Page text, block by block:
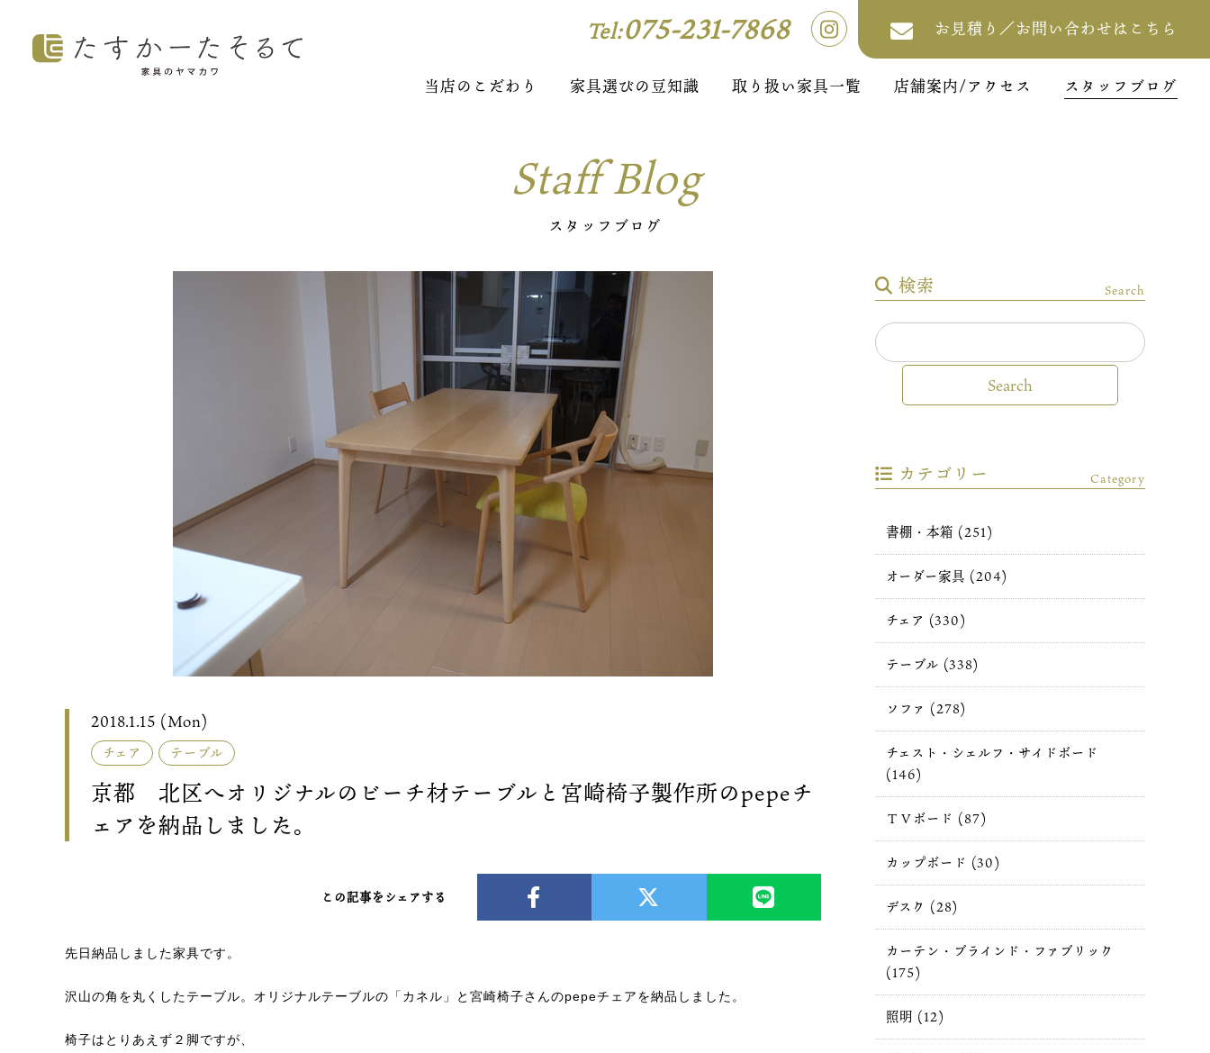
Tel:075-231-7868 お見積り／お問い合わせはこちら
当店のこだわり 家具選びの豆知識 取り扱い家具一覧 店舗案内/アクセス スタッフブログ
Staff Blog
スタッフブログ
2018.1.15 (Mon)
チェア テーブル
京都 北区へオリジナルのビーチ材テーブルと宮崎椅子製作所のpepeチ
ェアを納品しました。
この記事をシェアする
先日納品しました家具です。
沢山の角を丸くしたテーブル。オリジナルテーブルの「カネル」と宮崎椅子さんのpepeチェアを納品しました。
椅子はとりあえず２脚ですが、
検索 Search
カテゴリー Category
書棚・本箱 (251)
オーダー家具 (204)
チェア (330)
テーブル (338)
ソファ (278)
チェスト・シェルフ・サイドボード
(146)
ＴＶボード (87)
カップボード (30)
デスク (28)
カーテン・ブラインド・ファブリック
(175)
照明 (12)